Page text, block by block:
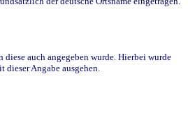
auch angegeben wurde. Hierbei wurde
Angabe ausgehen.